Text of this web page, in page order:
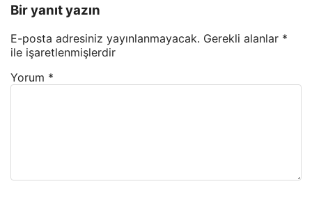
Bir yanıt yazın
E-posta adresiniz yayınlanmayacak. Gerekli alanlar *
ile işaretlenmişlerdir
Yorum *